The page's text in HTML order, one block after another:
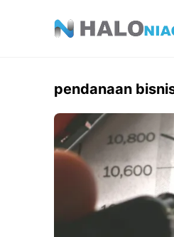
pendanaan